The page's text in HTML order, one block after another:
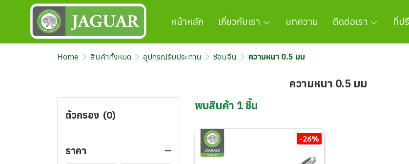
หน้าหลัก เกี่ยวกับเรา บทความ ติดต่อเรา ที่ป
Home สินค้าทั้งหมด อุปกรณ์รับประทาน ช้อนจีน ความหนา 0.5 มม
ความหนา 0.5 มม
ตัวกรอง (0)
ราคา
พบสินค้า 1 ชิ้น
-26%